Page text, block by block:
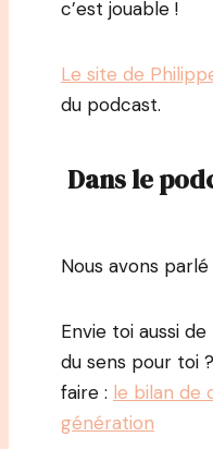
c’est jouable !
Le site de
du podcast.
Dans le
Nous avons
Envie toi aussi
du sens pour toi
faire : le bilan de
génération